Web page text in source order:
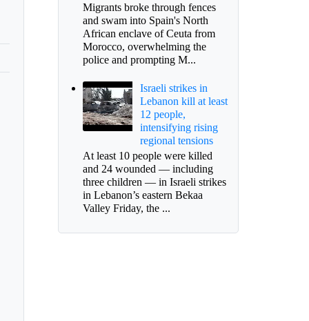
Migrants broke through fences
and swam into Spain's North
African enclave of Ceuta from
Morocco, overwhelming the
police and prompting M...
Israeli strikes in
Lebanon kill at least
12 people,
intensifying rising
regional tensions
At least 10 people were killed
and 24 wounded — including
three children — in Israeli strikes
in Lebanon’s eastern Bekaa
Valley Friday, the ...